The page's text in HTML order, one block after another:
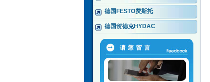
德国FESTO费斯托
德国贺德克HYDAC